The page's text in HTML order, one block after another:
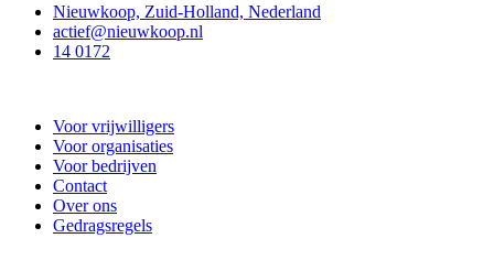
Nieuwkoop, Zuid-Holland, Nederland
actief@nieuwkoop.nl
14 0172
Voor vrijwilligers
Voor organisaties
Voor bedrijven
Contact
Over ons
Gedragsregels